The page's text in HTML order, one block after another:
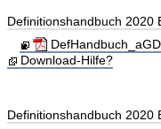
Definitionshandbuch 2020
Download-Hilfe?
Definitionshandbuch 2020